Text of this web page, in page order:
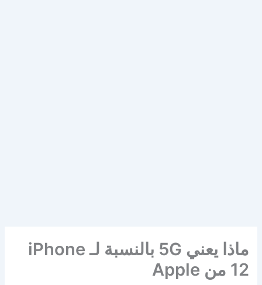
ماذا يعني 5G بالنسبة لـ iPhone
12 من Apple